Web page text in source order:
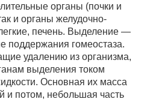
органы (почки и
и органы желудочно-
печень. Выделение —
поддержания гомеостаза.
удалению из организма,
выделения током
Основная их масса
и потом, небольшая часть